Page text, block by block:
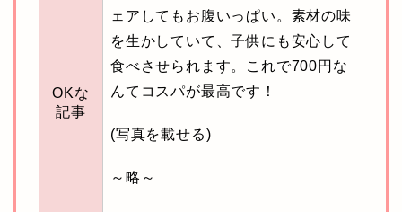
OKな
記事
ェアしてもお腹いっぱい。素材の味
を生かしていて、子供にも安心して
食べさせられます。これで700円な
んてコスパが最高です！
(写真を載せる)
～略～